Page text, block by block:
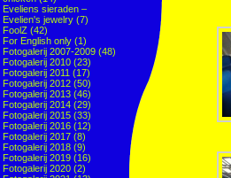
Eveliens sieraden –
Evelien's jewelry (7)
FoolZ (42)
For English only (1)
Fotogalerij 2007-2009 (48)
Fotogalerij 2010 (23)
Fotogalerij 2011 (17)
Fotogalerij 2012 (50)
Fotogalerij 2013 (46)
Fotogalerij 2014 (29)
Fotogalerij 2015 (33)
Fotogalerij 2016 (12)
Fotogalerij 2017 (8)
Fotogalerij 2018 (9)
Fotogalerij 2019 (16)
Fotogalerij 2020 (2)